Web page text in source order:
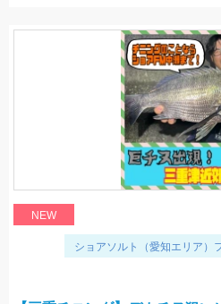
NEW
ショアソルト（愛知エリア）